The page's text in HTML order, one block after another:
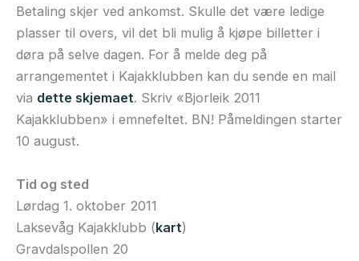
Betaling skjer ved ankomst. Skulle det være ledige
plasser til overs, vil det bli mulig å kjøpe billetter i
døra på selve dagen. For å melde deg på
arrangementet i Kajakklubben kan du sende en mail
via dette skjemaet. Skriv «Bjorleik 2011
Kajakklubben» i emnefeltet. BN! Påmeldingen starter
10 august.
Tid og sted
Lørdag 1. oktober 2011
Laksevåg Kajakklubb (kart)
Gravdalspollen 20